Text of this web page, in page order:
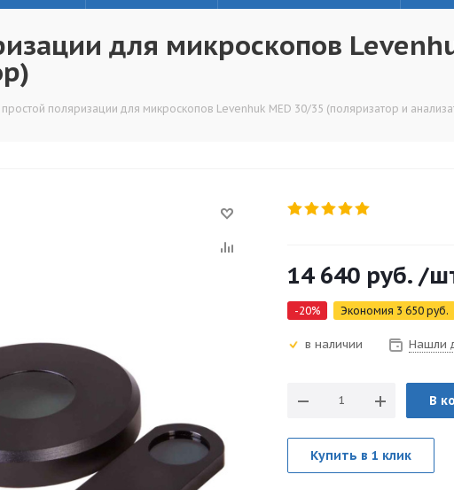
для микроскопов
простой поляризации для микроскопов Levenhuk MED 30/35 (поляризатор и
14 640 руб. /
-20% Экономия 3 650 руб.
в наличии Нашли
В
Купить в 1 клик